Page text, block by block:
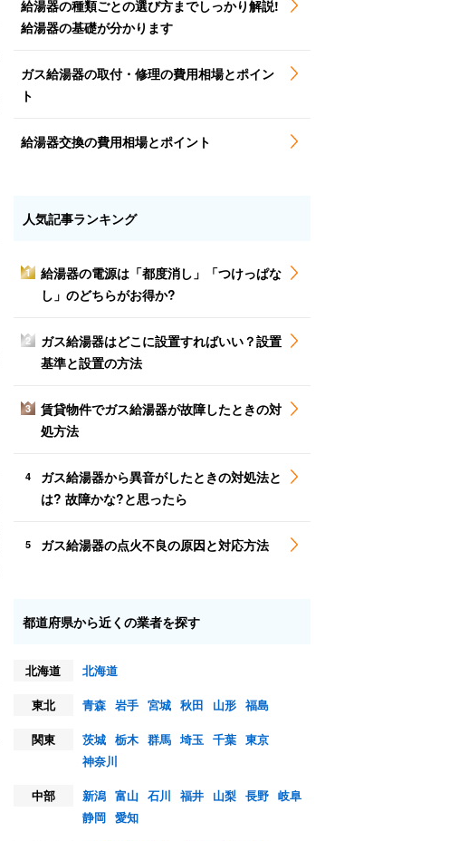
給湯器の種類ごとの選び方までしっかり解説!
給湯器の基礎が分かります
ガス給湯器の取付・修理の費用相場とポイン
ト
給湯器交換の費用相場とポイント
人気記事ランキング
1
給湯器の電源は「都度消し」「つけっぱな
し」のどちらがお得か?
2
ガス給湯器はどこに設置すればいい？設置
基準と設置の方法
3
賃貸物件でガス給湯器が故障したときの対
処方法
4
ガス給湯器から異音がしたときの対処法と
は? 故障かな?と思ったら
5 ガス給湯器の点火不良の原因と対応方法
都道府県から近くの業者を探す
北海道
北海道
東北
青森 岩手 宮城 秋田 山形 福島
関東
茨城 栃木 群馬 埼玉 千葉 東京
神奈川
中部
新潟 富山 石川 福井 山梨 長野 岐阜
静岡 愛知